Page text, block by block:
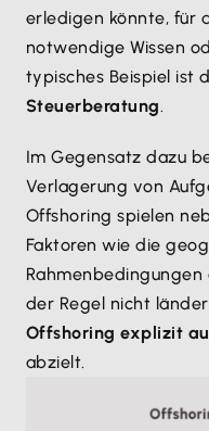
erledigen könnte, für
notwendige Wissen
typisches Beispiel ist
Steuerberatung.
Im Gegensatz dazu
Verlagerung von
Offshoring spielen
Faktoren wie die
Rahmenbedingungen
der Regel nicht
Offshoring explizit
abzielt.